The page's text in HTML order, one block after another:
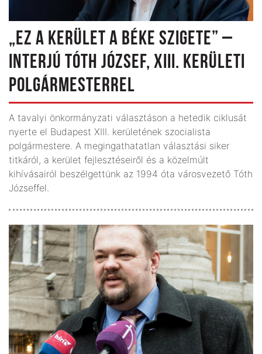
„EZ A KERÜLET A BÉKE SZIGETE” –
INTERJÚ TÓTH JÓZSEF, XIII. KERÜLETI
POLGÁRMESTERREL
A tavalyi önkormányzati választáson a hetedik ciklusát
nyerte el Budapest XIII. kerületének szocialista
polgármestere. A megingathatatlan választási siker
titkáról, a kerület fejlesztéseiről és a közelmúlt
kihívásairól beszélgettünk az 1994 óta városvezető Tóth
Józseffel.